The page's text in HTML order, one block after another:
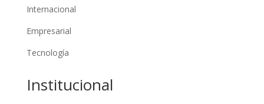
Internacional
Empresarial
Tecnología
Institucional